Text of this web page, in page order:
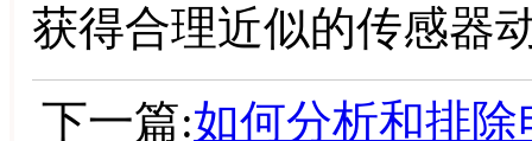
获得合理近似的传感器
下一篇:如何分析和排